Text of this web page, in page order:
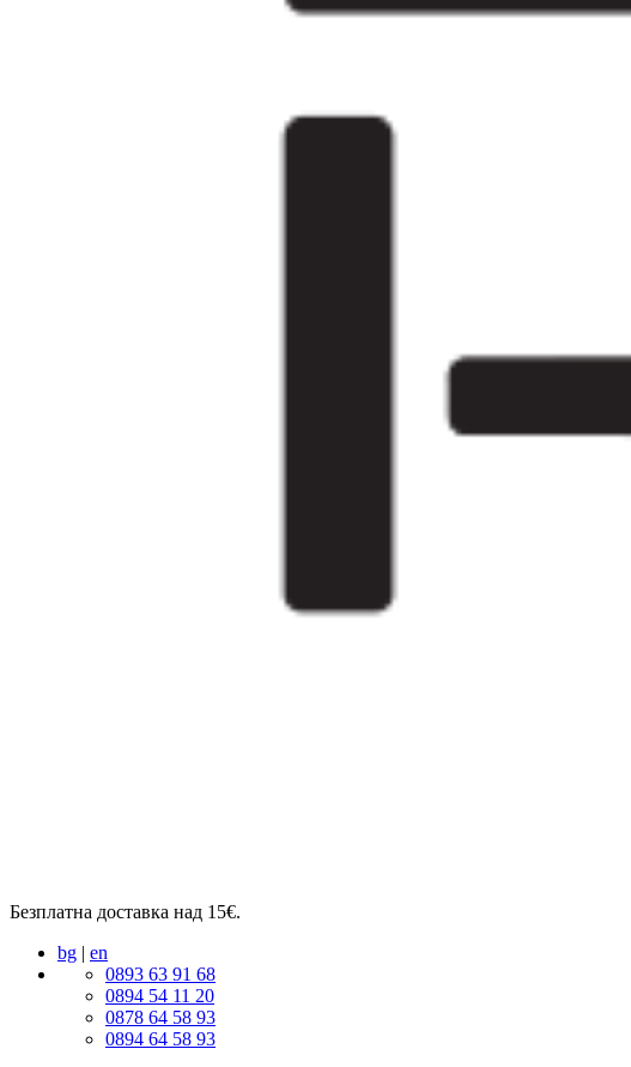
Безплатна доставка над 15€.
bg | en
0893 63 91 68
0894 54 11 20
0878 64 58 93
0894 64 58 93